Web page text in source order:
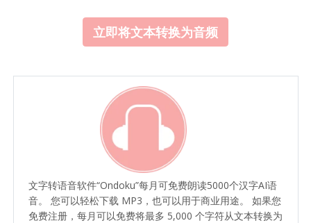
立即将文本转换为音频
文字转语音软件“Ondoku”每月可免费朗读5000个汉字AI语
音。 您可以轻松下载 MP3，也可以用于商业用途。 如果您
免费注册，每月可以免费将最多 5,000 个字符从文本转换为